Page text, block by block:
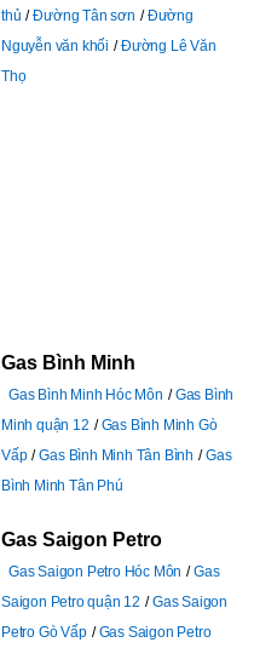
thủ
Đường Tân sơn
Đường
Nguyễn văn khối
Đường Lê Văn
Thọ
Gas Bình Minh
Gas Bình Minh Hóc Môn
Gas Bình
Minh quận 12
Gas Bình Minh Gò
Vấp
Gas Bình Minh Tân Bình
Gas
Bình Minh Tân Phú
Gas Saigon Petro
Gas Saigon Petro Hóc Môn
Gas
Saigon Petro quận 12
Gas Saigon
Petro Gò Vấp
Gas Saigon Petro